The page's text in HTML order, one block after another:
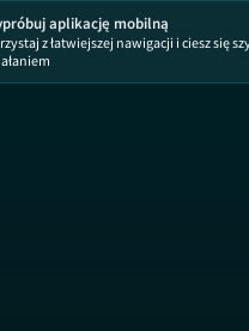
aplikację mobilną
z łatwiejszej nawigacji i ciesz się